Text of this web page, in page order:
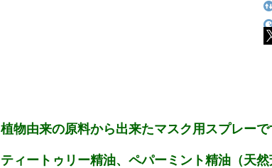
植物由来の原料から出来たマスク用スプレーで
ティートゥリー精油、ペパーミント精油（天